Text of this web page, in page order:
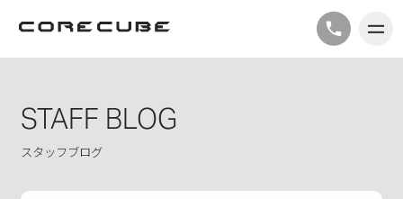
STAFF BLOG
スタッフブログ